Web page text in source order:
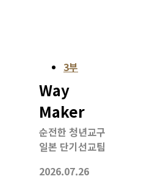
3부
Way
Maker
순전한 청년교구
일본 단기선교팀
2026.07.26